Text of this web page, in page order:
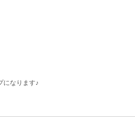
になります♪